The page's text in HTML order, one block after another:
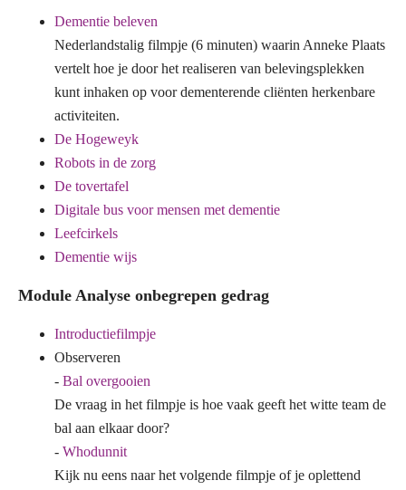
Dementie beleven
Nederlandstalig filmpje (6 minuten) waarin Anneke Plaats
vertelt hoe je door het realiseren van belevingsplekken
kunt inhaken op voor dementerende cliënten herkenbare
activiteiten.
De Hogeweyk
Robots in de zorg
De tovertafel
Digitale bus voor mensen met dementie
Leefcirkels
Dementie wijs
Module Analyse onbegrepen gedrag
Introductiefilmpje
Observeren
- Bal overgooien
De vraag in het filmpje is hoe vaak geeft het witte team de
bal aan elkaar door?
- Whodunnit
Kijk nu eens naar het volgende filmpje of je oplettend